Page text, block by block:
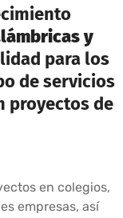
y
para los
de servicios
proyectos de
en colegios,
empresas, así